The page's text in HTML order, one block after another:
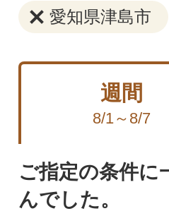
愛知県津島市
週間
8/1～8/7
ご指定の条件に
んでした。